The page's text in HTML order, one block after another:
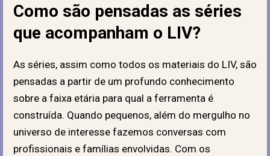
Como são pensadas as séries
que acompanham o LIV?
As séries, assim como todos os materiais do LIV, são
pensadas a partir de um profundo conhecimento
sobre a faixa etária para qual a ferramenta é
construída. Quando pequenos, além do mergulho no
universo de interesse fazemos conversas com
profissionais e famílias envolvidas. Com os